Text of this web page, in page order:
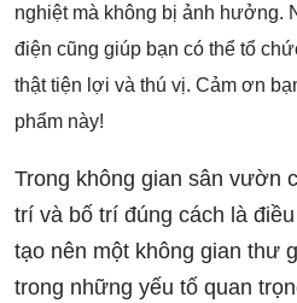
nghiệt mà không bị ảnh hưởng.
điện cũng giúp bạn có thể tổ
thật tiện lợi và thú vị. Cảm ơn
phẩm này!
Trong không gian sân vườn
trí và bố trí đúng cách là
tạo nên một không gian thư
trong những yếu tố quan